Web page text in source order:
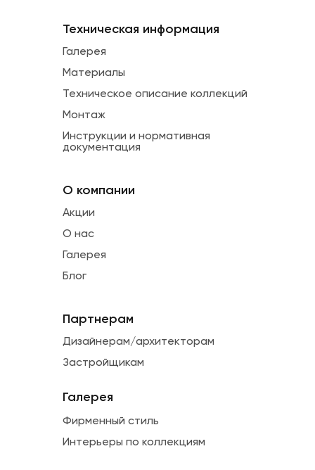
Техническая информация
Галерея
Материалы
Техническое описание коллекций
Монтаж
Инструкции и нормативная
документация
О компании
Акции
О нас
Галерея
Блог
Партнерам
Дизайнерам/архитекторам
Застройщикам
Галерея
Фирменный стиль
Интерьеры по коллекциям